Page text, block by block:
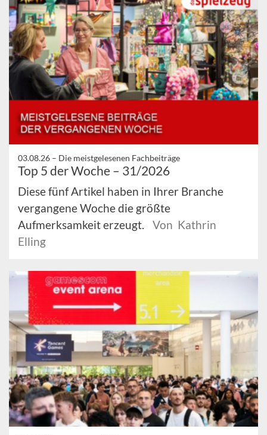
03.08.26 – Die meistgelesenen Fachbeiträge
Top 5 der Woche – 31/2026
Diese fünf Artikel haben in Ihrer Branche
vergangene Woche die größte
Aufmerksamkeit erzeugt.
Von Kathrin
Elling